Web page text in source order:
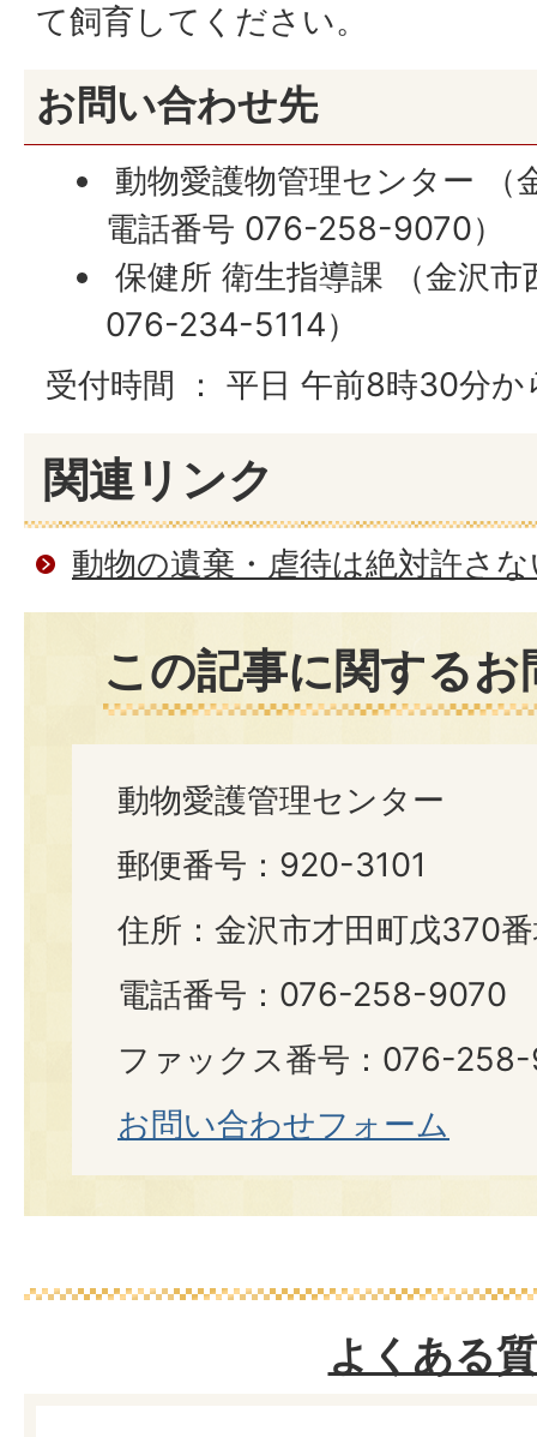
て飼育してください。
お問い合わせ先
動物愛護物管理センター （
電話番号 076-258-9070）
保健所 衛生指導課 （金沢
076-234-5114）
受付時間 ： 平日 午前8時30分か
関連リンク
動物の遺棄・虐待は絶対許さ
この記事に関する
動物愛護管理センター
郵便番号：920-3101
住所：金沢市才田町戊370
電話番号：076-258-9070
ファックス番号：076-
お問い合わせフォーム
よくある